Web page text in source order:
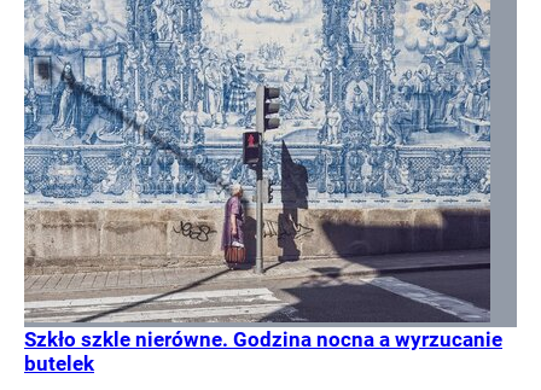
Szkło szkle nierówne. Godzina nocna a wyrzucanie
butelek